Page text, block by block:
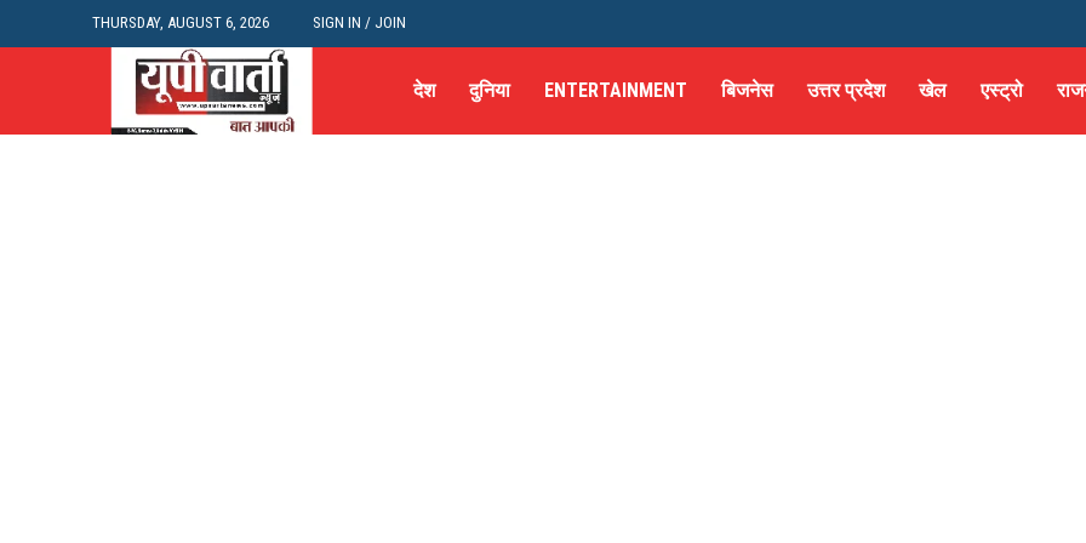
THURSDAY, AUGUST 6, 2026 SIGN IN / JOIN
देश दुनिया ENTERTAINMENT बिजनेस उत्तर प्रदेश खेल एस्ट्रो